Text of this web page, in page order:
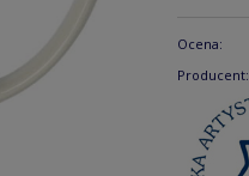
Ocena:
Producent: